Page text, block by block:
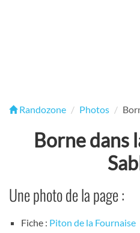
Randozone Photos
Borne dans
Une photo de la page :
Fiche : Piton de la Fournaise